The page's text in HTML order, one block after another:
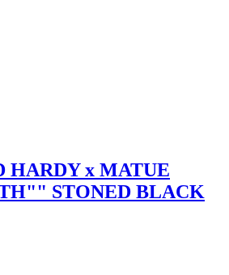
HARDY x MATUE
STONED BLACK